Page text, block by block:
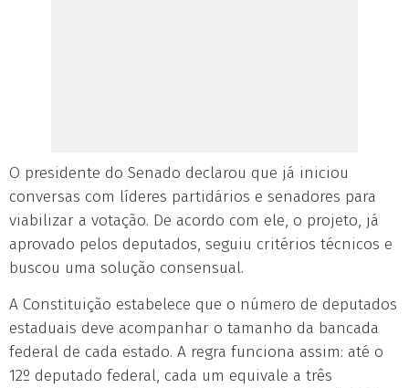
O presidente do Senado declarou que já iniciou
conversas com líderes partidários e senadores para
viabilizar a votação. De acordo com ele, o projeto, já
aprovado pelos deputados, seguiu critérios técnicos e
buscou uma solução consensual.
A Constituição estabelece que o número de deputados
estaduais deve acompanhar o tamanho da bancada
federal de cada estado. A regra funciona assim: até o
12º deputado federal, cada um equivale a três